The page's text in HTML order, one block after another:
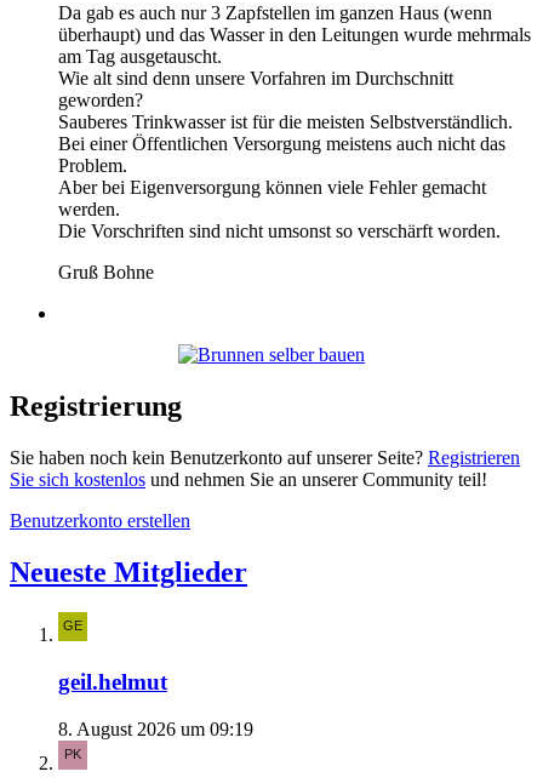
Da gab es auch nur 3 Zapfstellen im ganzen Haus (wenn
überhaupt) und das Wasser in den Leitungen wurde mehrmals
am Tag ausgetauscht.
Wie alt sind denn unsere Vorfahren im Durchschnitt
geworden?
Sauberes Trinkwasser ist für die meisten Selbstverständlich.
Bei einer Öffentlichen Versorgung meistens auch nicht das
Problem.
Aber bei Eigenversorgung können viele Fehler gemacht
werden.
Die Vorschriften sind nicht umsonst so verschärft worden.
Gruß Bohne
Registrierung
Sie haben noch kein Benutzerkonto auf unserer Seite? Registrieren
Sie sich kostenlos und nehmen Sie an unserer Community teil!
Benutzerkonto erstellen
Neueste Mitglieder
geil.helmut
8. August 2026 um 09:19